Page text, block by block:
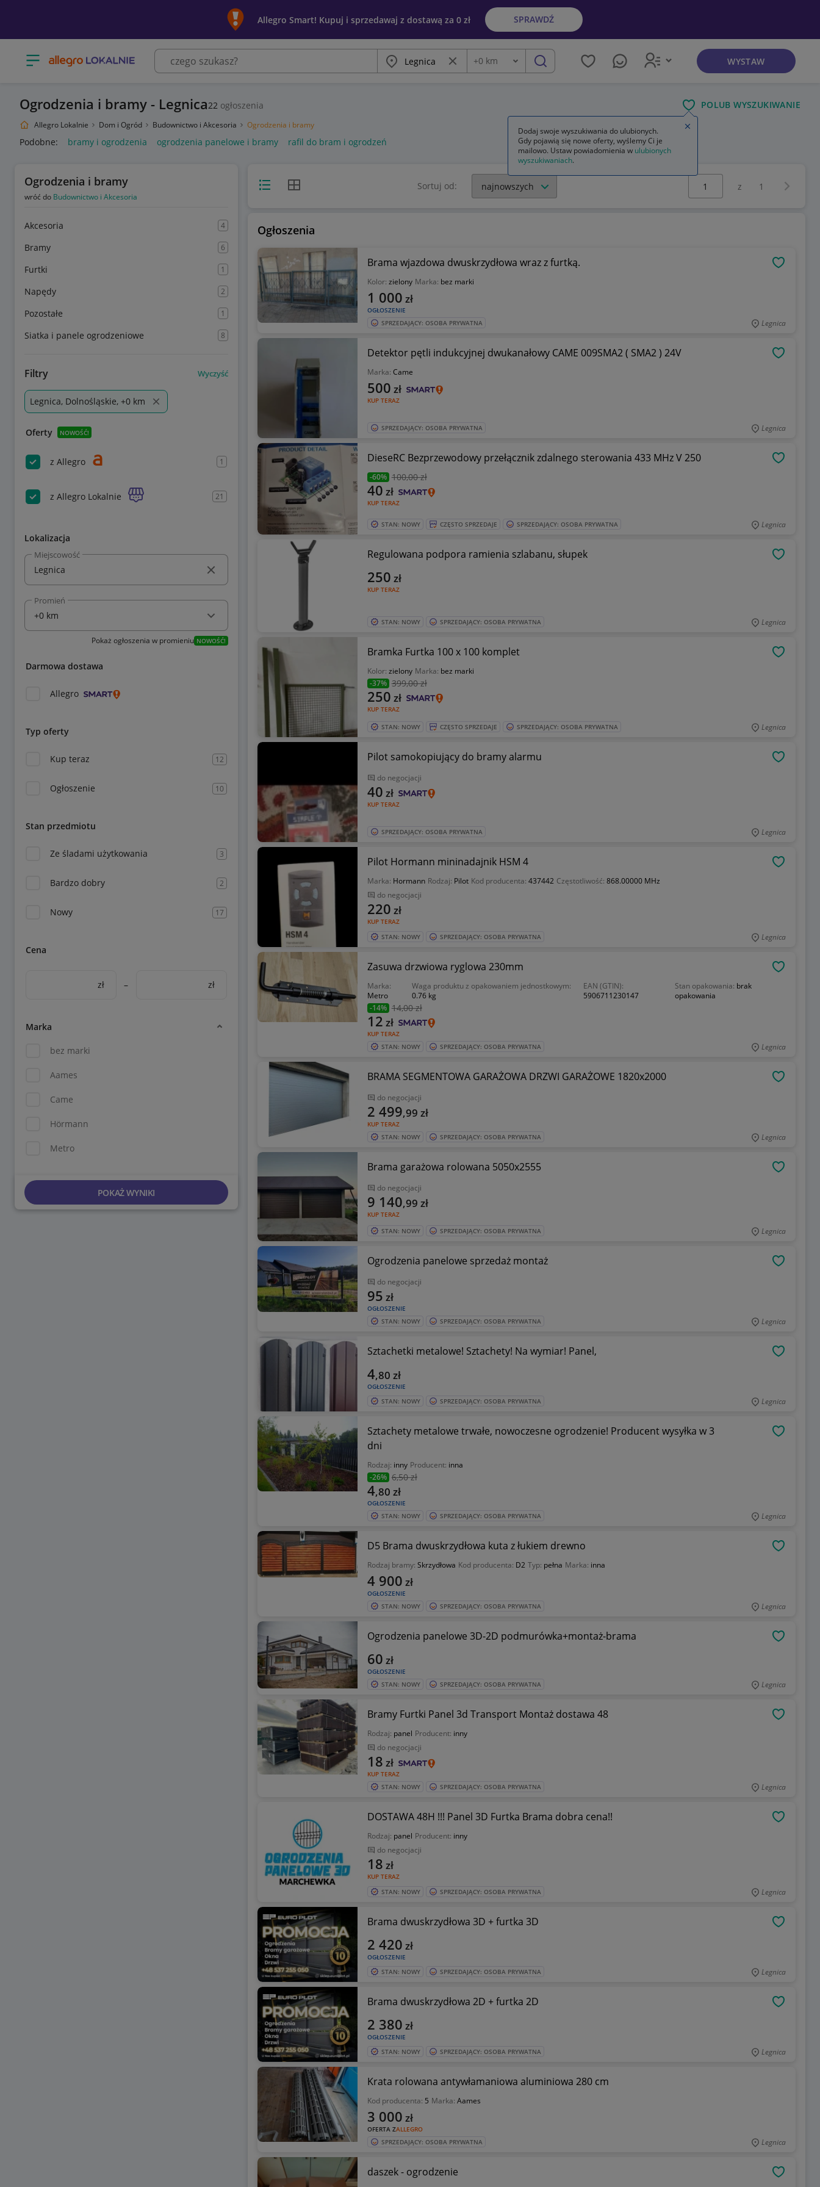
Allegro Smart! Kupuj i sprzedawaj z dostawą za 0 zł SPRAWDŹ
Otwórz menu z kategoriami Miasto Wyczyść frazę
Odległość
+0 km szukaj WYSTAW
Ogrodzenia i bramy - Legnica22 ogłoszenia POLUB WYSZUKIWANIE
Allegro Lokalnie Dom i Ogród Budownictwo i Akcesoria Ogrodzenia i bramy
Podobne: bramy i ogrodzenia ogrodzenia panelowe i bramy rafil do bram i ogrodzeń
Ogrodzenia i bramy
wróć do Budownictwo i Akcesoria
Akcesoria 4
Bramy 6
Furtki 1
Napędy 2
Pozostałe 1
Siatka i panele ogrodzeniowe 8
Filtry Wyczyść
Legnica, Dolnośląskie, +0 km
Oferty NOWOŚĆ!
z Allegro 1
z Allegro Lokalnie 21
Lokalizacja
Miejscowość
Promień
Pokaż ogłoszenia w promieniu NOWOŚĆ!
Darmowa dostawa
Allegro
Typ oferty
Kup teraz 12
Ogłoszenie 10
Stan przedmiotu
Ze śladami użytkowania 3
Bardzo dobry 2
Nowy 17
Cena
zł – zł
Marka
bez marki
Aames
Came
Hörmann
Metro
POKAŻ WYNIKI
Widok listyWidok siatki Sortuj od:
Wybierz stronę:
z 1
Ogłoszenia
Brama wjazdowa dwuskrzydłowa wraz z furtką.
Kolor: zielony Marka: bez marki
OGŁOSZENIE
1 000 zł
SPRZEDAJĄCY: OSOBA PRYWATNA Legnica
Detektor pętli indukcyjnej dwukanałowy CAME 009SMA2 ( SMA2 ) 24V
Marka: Came
KUP TERAZ
500 zł
SPRZEDAJĄCY: OSOBA PRYWATNA Legnica
DieseRC Bezprzewodowy przełącznik zdalnego sterowania 433 MHz V 250
-60% 100,00 zł
KUP TERAZ
40 zł
STAN: NOWY CZĘSTO SPRZEDAJE SPRZEDAJĄCY: OSOBA PRYWATNA Legnica
Regulowana podpora ramienia szlabanu, słupek
KUP TERAZ
250 zł
STAN: NOWY SPRZEDAJĄCY: OSOBA PRYWATNA Legnica
Bramka Furtka 100 x 100 komplet
Kolor: zielony Marka: bez marki
-37% 399,00 zł
KUP TERAZ
250 zł
STAN: NOWY CZĘSTO SPRZEDAJE SPRZEDAJĄCY: OSOBA PRYWATNA Legnica
Pilot samokopiujący do bramy alarmu
do negocjacji
KUP TERAZ
40 zł
SPRZEDAJĄCY: OSOBA PRYWATNA Legnica
Pilot Hormann mininadajnik HSM 4
Marka: Hormann Rodzaj: Pilot Kod producenta: 437442 Częstotliwość: 868.00000 MHz
do negocjacji
KUP TERAZ
220 zł
STAN: NOWY SPRZEDAJĄCY: OSOBA PRYWATNA Legnica
Zasuwa drzwiowa ryglowa 230mm
Marka:
Metro
Waga produktu z opakowaniem jednostkowym:
0.76 kg
EAN (GTIN):
5906711230147
Stan opakowania: brak
opakowania
-14% 14,00 zł
KUP TERAZ
12 zł
STAN: NOWY SPRZEDAJĄCY: OSOBA PRYWATNA Legnica
BRAMA SEGMENTOWA GARAŻOWA DRZWI GARAŻOWE 1820x2000
do negocjacji
KUP TERAZ
2 499,99 zł
STAN: NOWY SPRZEDAJĄCY: OSOBA PRYWATNA Legnica
Brama garażowa rolowana 5050x2555
do negocjacji
KUP TERAZ
9 140,99 zł
STAN: NOWY SPRZEDAJĄCY: OSOBA PRYWATNA Legnica
Ogrodzenia panelowe sprzedaż montaż
do negocjacji
OGŁOSZENIE
95 zł
STAN: NOWY SPRZEDAJĄCY: OSOBA PRYWATNA Legnica
Sztachetki metalowe! Sztachety! Na wymiar! Panel,
OGŁOSZENIE
4,80 zł
STAN: NOWY SPRZEDAJĄCY: OSOBA PRYWATNA Legnica
Sztachety metalowe trwałe, nowoczesne ogrodzenie! Producent wysyłka w 3
dni
Rodzaj: inny Producent: inna
-26% 6,50 zł
OGŁOSZENIE
4,80 zł
STAN: NOWY SPRZEDAJĄCY: OSOBA PRYWATNA Legnica
D5 Brama dwuskrzydłowa kuta z łukiem drewno
Rodzaj bramy: Skrzydłowa Kod producenta: D2 Typ: pełna Marka: inna
OGŁOSZENIE
4 900 zł
STAN: NOWY SPRZEDAJĄCY: OSOBA PRYWATNA Legnica
Ogrodzenia panelowe 3D-2D podmurówka+montaż-brama
OGŁOSZENIE
60 zł
STAN: NOWY SPRZEDAJĄCY: OSOBA PRYWATNA Legnica
Bramy Furtki Panel 3d Transport Montaż dostawa 48
Rodzaj: panel Producent: inny
do negocjacji
KUP TERAZ
18 zł
STAN: NOWY SPRZEDAJĄCY: OSOBA PRYWATNA Legnica
DOSTAWA 48H !!! Panel 3D Furtka Brama dobra cena!!
Rodzaj: panel Producent: inny
do negocjacji
KUP TERAZ
18 zł
STAN: NOWY SPRZEDAJĄCY: OSOBA PRYWATNA Legnica
Brama dwuskrzydłowa 3D + furtka 3D
OGŁOSZENIE
2 420 zł
STAN: NOWY SPRZEDAJĄCY: OSOBA PRYWATNA Legnica
Brama dwuskrzydłowa 2D + furtka 2D
OGŁOSZENIE
2 380 zł
STAN: NOWY SPRZEDAJĄCY: OSOBA PRYWATNA Legnica
Krata rolowana antywłamaniowa aluminiowa 280 cm
Kod producenta: 5 Marka: Aames
OFERTA ZALLEGRO
3 000 zł
SPRZEDAJĄCY: OSOBA PRYWATNA Legnica
daszek - ogrodzenie
Dodaj swoje wyszukiwania do ulubionych.
Gdy pojawią się nowe oferty, wyślemy Ci je
mailowo. Ustaw powiadomienia w ulubionych
wyszukiwaniach.
Zamknij wskazówkę